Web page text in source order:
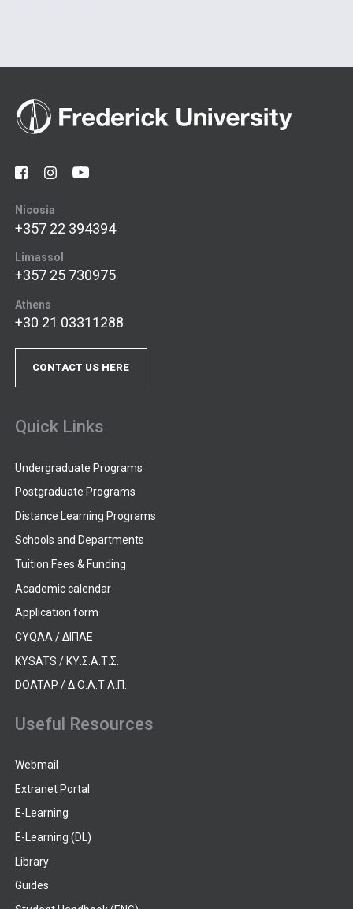
Nicosia
+357 22 394394
Limassol
+357 25 730975
Athens
+30 21 03311288
CONTACT US HERE
Quick Links
Undergraduate Programs
Postgraduate Programs
Distance Learning Programs
Schools and Departments
Tuition Fees & Funding
Academic calendar
Application form
CYQAA / ΔΙΠΑΕ
KYSATS / ΚΥ.Σ.Α.Τ.Σ.
DOATAP / Δ.Ο.Α.Τ.Α.Π.
Useful Resources
Webmail
Extranet Portal
E-Learning
E-Learning (DL)
Library
Guides